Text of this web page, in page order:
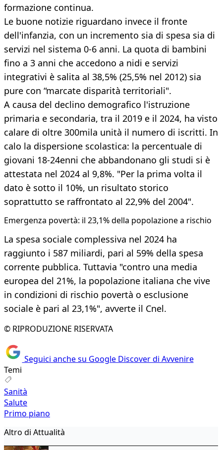
formazione continua.
Le buone notizie riguardano invece il fronte
dell'infanzia, con un incremento sia di spesa sia di
servizi nel sistema 0-6 anni. La quota di bambini
fino a 3 anni che accedono a nidi e servizi
integrativi è salita al 38,5% (25,5% nel 2012) sia
pure con “marcate disparità territoriali".
A causa del declino demografico l'istruzione
primaria e secondaria, tra il 2019 e il 2024, ha visto
calare di oltre 300mila unità il numero di iscritti. In
calo la dispersione scolastica: la percentuale di
giovani 18-24enni che abbandonano gli studi si è
attestata nel 2024 al 9,8%. "Per la prima volta il
dato è sotto il 10%, un risultato storico
soprattutto se raffrontato al 22,9% del 2004".
Emergenza povertà: il 23,1% della popolazione a rischio
La spesa sociale complessiva nel 2024 ha
raggiunto i 587 miliardi, pari al 59% della spesa
corrente pubblica. Tuttavia "contro una media
europea del 21%, la popolazione italiana che vive
in condizioni di rischio povertà o esclusione
sociale è pari al 23,1%", avverte il Cnel.
© RIPRODUZIONE RISERVATA
Seguici anche su Google Discover di Avvenire
Temi
Sanità
Salute
Primo piano
Altro di Attualità